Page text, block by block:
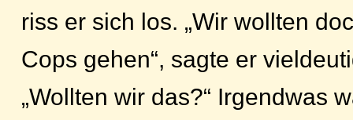
riss er sich los. „Wir wollten
Cops gehen“, sagte er
„Wollten wir das?“ Irgendwas